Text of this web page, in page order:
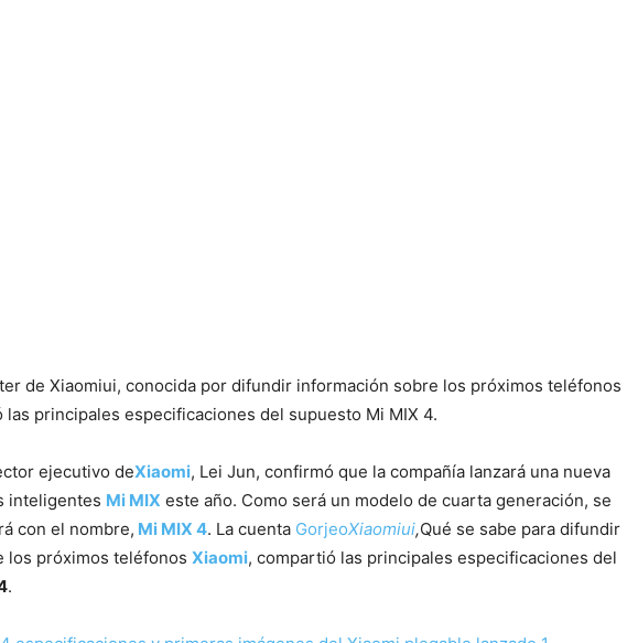
de Xiaomiui, conocida por difundir información sobre los próximos teléfonos
las principales especificaciones del supuesto Mi MIX 4.
ejecutivo deXiaomi, Lei Jun, confirmó que la compañía lanzará una nueva
inteligentes Mi MIX este año. Como será un modelo de cuarta generación, se
con el nombre, Mi MIX 4. La cuenta GorjeoXiaomiui,Qué se sabe para difundir
los próximos teléfonos Xiaomi, compartió las principales especificaciones del
.